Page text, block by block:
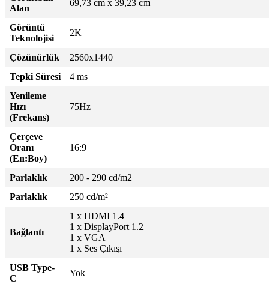
Alan
69,73 cm x 39,23 cm
Görüntü
Teknolojisi
2K
Çözünürlük
2560x1440
Tepki Süresi
4 ms
Yenileme
Hızı
(Frekans)
75Hz
Çerçeve
Oranı
(En:Boy)
16:9
Parlaklık
200 - 290 cd/m2
Parlaklık
250 cd/m²
Bağlantı
1 x HDMI 1.4
1 x DisplayPort 1.2
1 x VGA
1 x Ses Çıkışı
USB Type-
C
Yok